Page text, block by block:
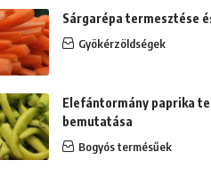
Sárgarépa termesztése
Gyökérzöldségek
Elefántormány paprika
bemutatása
Bogyós termésűek